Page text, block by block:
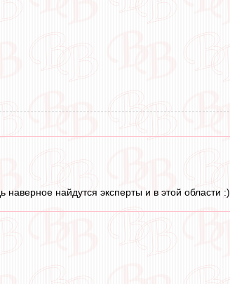
найдутся эксперты и в этой области :)